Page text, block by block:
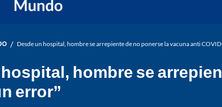
/ Desde un hospital, hombre se arrepiente de no ponerse la vacuna anti
hombre se
error”